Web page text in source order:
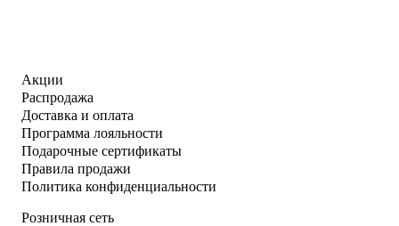
Акции
Распродажа
Доставка и оплата
Программа лояльности
Подарочные сертификаты
Правила продажи
Политика конфиденциальности
Розничная сеть